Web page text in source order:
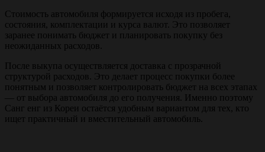
Стоимость автомобиля формируется исходя из пробега,
состояния, комплектации и курса валют. Это позволяет
заранее понимать бюджет и планировать покупку без
неожиданных расходов.
После выкупа осуществляется доставка с прозрачной
структурой расходов. Это делает процесс покупки более
понятным и позволяет контролировать бюджет на всех этапах
— от выбора автомобиля до его получения. Именно поэтому
Санг енг из Кореи остаётся удобным вариантом для тех, кто
ищет практичный и вместительный автомобиль.